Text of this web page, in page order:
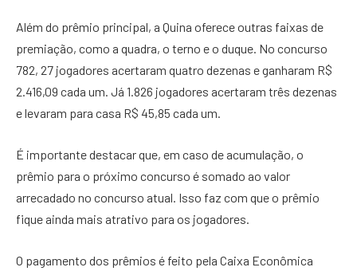
Além do prêmio principal, a Quina oferece outras faixas de
premiação, como a quadra, o terno e o duque. No concurso
782, 27 jogadores acertaram quatro dezenas e ganharam R$
2.416,09 cada um. Já 1.826 jogadores acertaram três dezenas
e levaram para casa R$ 45,85 cada um.
É importante destacar que, em caso de acumulação, o
prêmio para o próximo concurso é somado ao valor
arrecadado no concurso atual. Isso faz com que o prêmio
fique ainda mais atrativo para os jogadores.
O pagamento dos prêmios é feito pela Caixa Econômica